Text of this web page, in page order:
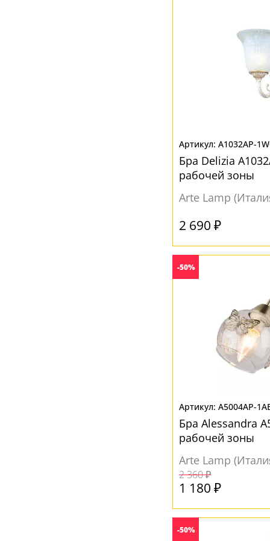
A1032AP-
Бра Delizia
рабочей зоны
Arte Lamp
2 690 ₽
-50%
A5004AP-
Бра Alessandra
рабочей зоны
Arte Lamp
2 360 ₽
1 180 ₽
-50%